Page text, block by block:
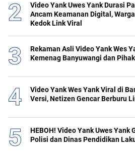
Video Yank Uwes Yank Durasi
Ancam Keamanan Digital,
Kedok Link Viral
Rekaman Asli Video Yank Wes
Kemenag Banyuwangi dan
Video Yank Wes Yank Viral di
Versi, Netizen Gencar Berburu
HEBOH! Video Yank Uwes Yank
Polisi dan Dinas Pendidikan